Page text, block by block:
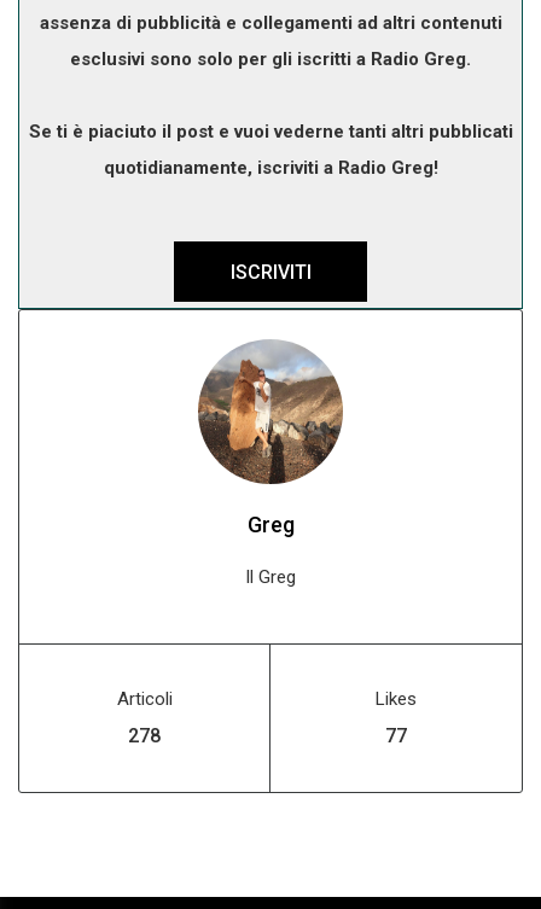
assenza di pubblicità e collegamenti ad altri contenuti
esclusivi sono solo per gli iscritti a Radio Greg.
Se ti è piaciuto il post e vuoi vederne tanti altri pubblicati
quotidianamente, iscriviti a Radio Greg!
ISCRIVITI
Greg
Il Greg
Articoli
312
Likes
87